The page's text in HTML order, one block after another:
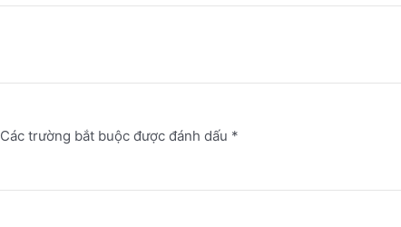
Các trường bắt buộc được đánh dấu *